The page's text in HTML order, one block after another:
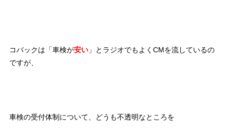
コバックは「車検が安い」とラジオでもよくCMを流しているの
ですが、
車検の受付体制について、どうも不透明なところを